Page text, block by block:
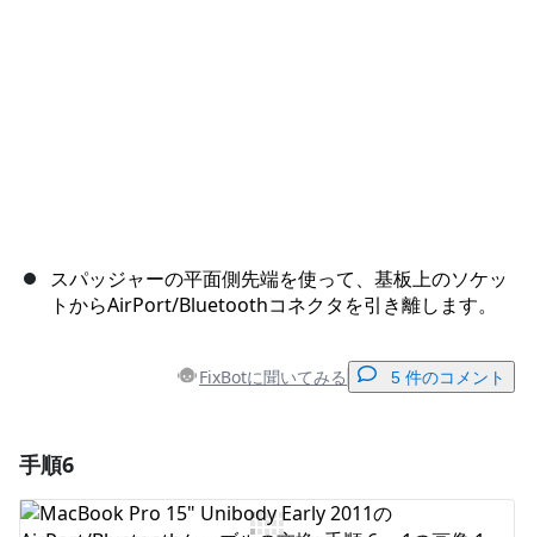
スパッジャーの平面側先端を使って、基板上のソケッ
トからAirPort/Bluetoothコネクタを引き離します。
FixBotに聞いてみる 5 件のコメント
コメントを追加
手順6